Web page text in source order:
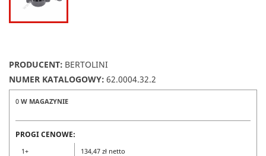
PRODUCENT: BERTOLINI
NUMER KATALOGOWY: 62.0004.32.2
0 W MAGAZYNIE
PROGI CENOWE:
1+ 134,47 zł netto